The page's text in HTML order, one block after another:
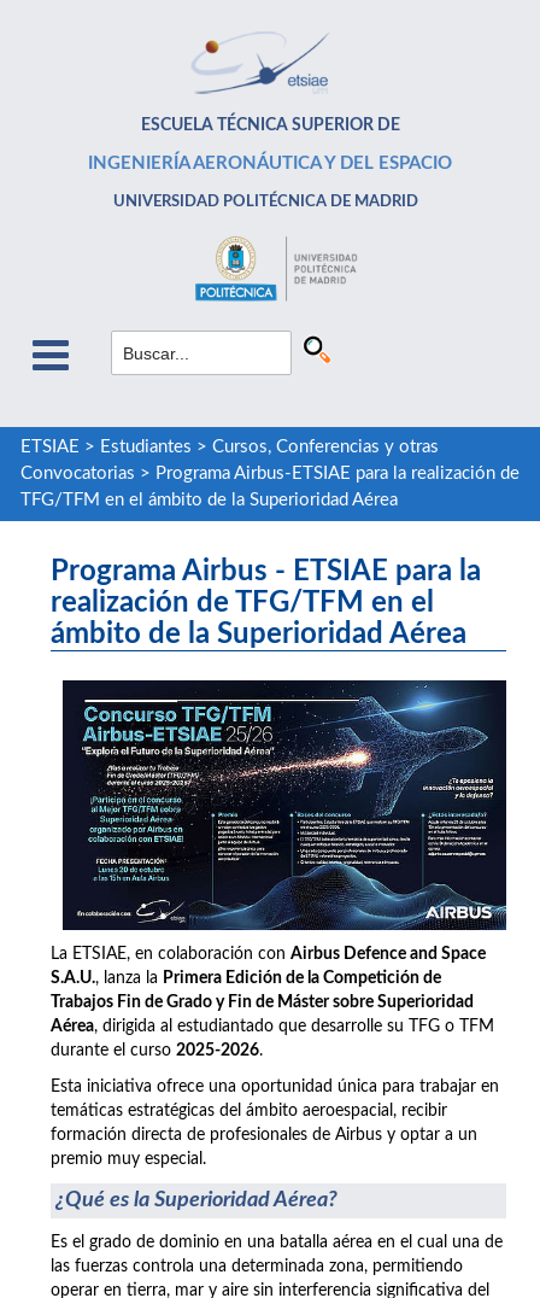
ESCUELA TÉCNICA SUPERIOR DE
INGENIERÍA AERONÁUTICA Y DEL ESPACIO
UNIVERSIDAD POLITÉCNICA DE MADRID
ETSIAE > Estudiantes > Cursos, Conferencias y otras
Convocatorias > Programa Airbus-ETSIAE para la realización de
TFG/TFM en el ámbito de la Superioridad Aérea
Programa Airbus - ETSIAE para la
realización de TFG/TFM en el
ámbito de la Superioridad Aérea
La ETSIAE, en colaboración con Airbus Defence and Space
S.A.U., lanza la Primera Edición de la Competición de
Trabajos Fin de Grado y Fin de Máster sobre Superioridad
Aérea, dirigida al estudiantado que desarrolle su TFG o TFM
durante el curso 2025-2026.
Esta iniciativa ofrece una oportunidad única para trabajar en
temáticas estratégicas del ámbito aeroespacial, recibir
formación directa de profesionales de Airbus y optar a un
premio muy especial.
¿Qué es la Superioridad Aérea?
Es el grado de dominio en una batalla aérea en el cual una de
las fuerzas controla una determinada zona, permitiendo
operar en tierra, mar y aire sin interferencia significativa del